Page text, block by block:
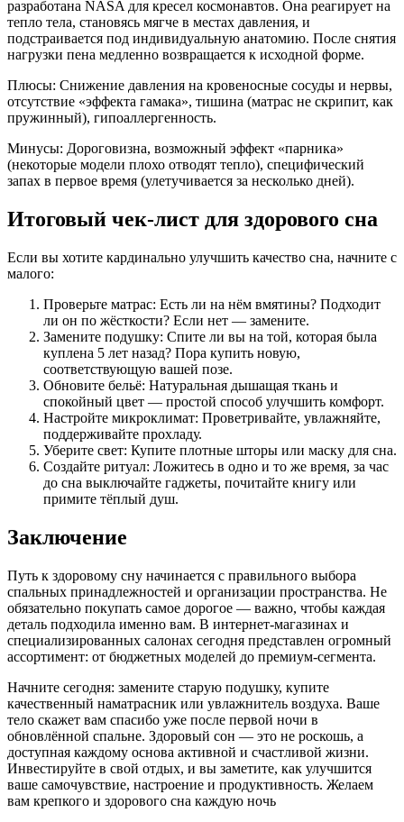
разработана NASA для кресел космонавтов. Она реагирует на
тепло тела, становясь мягче в местах давления, и
подстраивается под индивидуальную анатомию. После снятия
нагрузки пена медленно возвращается к исходной форме.
Плюсы: Снижение давления на кровеносные сосуды и нервы,
отсутствие «эффекта гамака», тишина (матрас не скрипит, как
пружинный), гипоаллергенность.
Минусы: Дороговизна, возможный эффект «парника»
(некоторые модели плохо отводят тепло), специфический
запах в первое время (улетучивается за несколько дней).
Итоговый чек-лист для здорового сна
Если вы хотите кардинально улучшить качество сна, начните с
малого:
Проверьте матрас: Есть ли на нём вмятины? Подходит
ли он по жёсткости? Если нет — замените.
Замените подушку: Спите ли вы на той, которая была
куплена 5 лет назад? Пора купить новую,
соответствующую вашей позе.
Обновите бельё: Натуральная дышащая ткань и
спокойный цвет — простой способ улучшить комфорт.
Настройте микроклимат: Проветривайте, увлажняйте,
поддерживайте прохладу.
Уберите свет: Купите плотные шторы или маску для сна.
Создайте ритуал: Ложитесь в одно и то же время, за час
до сна выключайте гаджеты, почитайте книгу или
примите тёплый душ.
Заключение
Путь к здоровому сну начинается с правильного выбора
спальных принадлежностей и организации пространства. Не
обязательно покупать самое дорогое — важно, чтобы каждая
деталь подходила именно вам. В интернет-магазинах и
специализированных салонах сегодня представлен огромный
ассортимент: от бюджетных моделей до премиум-сегмента.
Начните сегодня: замените старую подушку, купите
качественный наматрасник или увлажнитель воздуха. Ваше
тело скажет вам спасибо уже после первой ночи в
обновлённой спальне. Здоровый сон — это не роскошь, а
доступная каждому основа активной и счастливой жизни.
Инвестируйте в свой отдых, и вы заметите, как улучшится
ваше самочувствие, настроение и продуктивность. Желаем
вам крепкого и здорового сна каждую ночь